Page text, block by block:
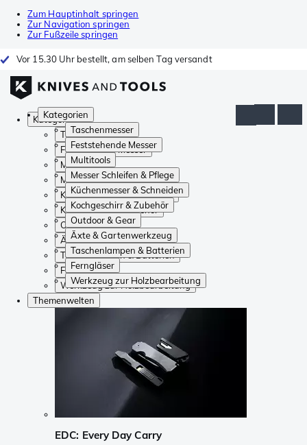
Zum Hauptinhalt springen
Zur Navigation springen
Zur Fußzeile springen
Vor 15.30 Uhr bestellt, am selben Tag versandt
Kategorien
Taschenmesser
Feststehende Messer
Multitools
Messer Schleifen & Pflege
Küchenmesser & Schneiden
Kochgeschirr & Zubehör
Outdoor & Gear
Äxte & Gartenwerkzeug
Taschenlampen & Batterien
Ferngläser
Werkzeug zur Holzbearbeitung
Kategorien
Taschenmesser
Feststehende Messer
Multitools
Messer Schleifen & Pflege
Küchenmesser & Schneiden
Kochgeschirr & Zubehör
Outdoor & Gear
Äxte & Gartenwerkzeug
Taschenlampen & Batterien
Ferngläser
Werkzeug zur Holzbearbeitung
Themenwelten
EDC: Every Day Carry